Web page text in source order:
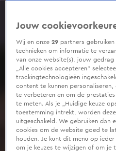
0
seconds
Jouw
Wij en onze29 partners
technieken om informatie te
van onze website(s), jouw
„Alle cookies accepteren”
trackingtechnologieën
content te kunnen
te verbeteren en om de
te meten. Als je „Huidige keuze
toestemming intrekt, worden
uitgeschakeld. We gebruiken dan
cookies om de website goed te
houden. Je kunt dit menu op
om je keuzes te wijzigen of om je